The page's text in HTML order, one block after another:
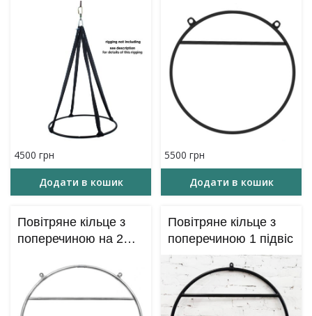
4500 грн
Додати в кошик
5500 грн
Додати в кошик
Повітряне кільце з
поперечиною на 2
Повітряне кільце з
поперечиною 1 підвіс